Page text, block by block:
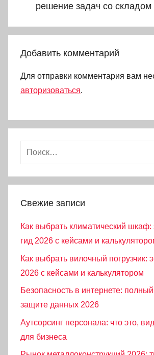
решение задач со
Добавить комментарий
Для отправки комментария вам
авторизоваться.
Найти:
Свежие записи
Как выбрать климатический шкаф:
гид 2026 с кейсами и
Как выбрать вилочный погрузчик:
2026 с кейсами и калькулятором
Безопасность в интернете:
защите данных 2026
Аутсорсинг персонала: что это,
для бизнеса